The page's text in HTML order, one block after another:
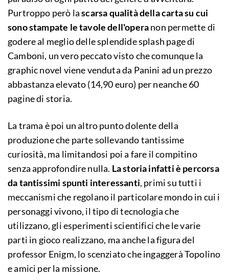
Purtroppo però lascarsa qualità della carta su cui
sono stampate le tavole dell'operanon permette di
godere al meglio delle splendide splash page di
Camboni, un vero peccato visto che comunque la
graphic novel viene venduta da Panini ad un prezzo
abbastanza elevato (14,90 euro) per neanche 60
pagine di storia.
La trama è poi un altro punto dolente della
produzione che parte sollevando tantissime
curiosità, ma limitandosi poi a fare il compitino
senza approfondire nulla. La storia infatti è percorsa
da tantissimi spunti interessanti, primi su tutti i
meccanismi che regolano il particolare mondo in cui i
personaggi vivono, il tipo di tecnologia che
utilizzano, gli esperimenti scientifici che le varie
parti in gioco realizzano, ma anche la figura del
professor Enigm, lo scenziato che ingaggerà Topolino
e amici per la missione.